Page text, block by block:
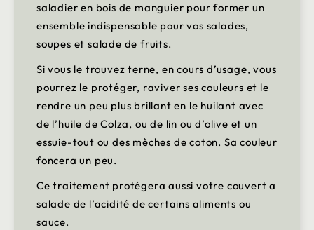
saladier en bois de manguier pour former un
ensemble indispensable pour vos salades,
soupes et salade de fruits.
Si vous le trouvez terne, en cours d’usage, vous
pourrez le protéger, raviver ses couleurs et le
rendre un peu plus brillant en le huilant avec
de l’huile de Colza, ou de lin ou d’olive et un
essuie-tout ou des mèches de coton. Sa couleur
foncera un peu.
Ce traitement protégera aussi votre couvert a
salade de l’acidité de certains aliments ou
sauce.